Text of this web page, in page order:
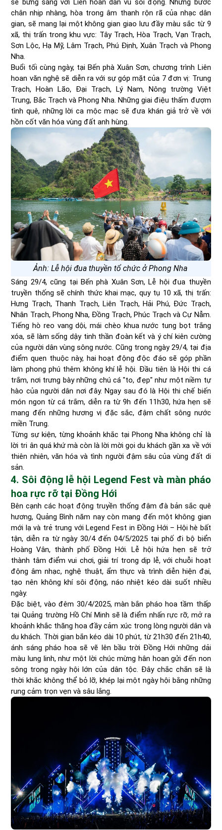
sẽ bừng sáng với Liên hoan dân vũ sôi động. Những bước
chân nhịp nhàng, hòa trong âm thanh rộn rã của nhạc dân
gian, sẽ mang lại một không gian giao lưu đầy màu sắc từ 9
xã, thị trấn trong khu vực: Tây Trạch, Hòa Trạch, Vạn Trạch,
Sơn Lộc, Hạ Mỹ, Lâm Trạch, Phú Định, Xuân Trạch và Phong
Nha.
Buổi tối cùng ngày, tại Bến phà Xuân Sơn, chương trình Liên
hoan văn nghệ sẽ diễn ra với sự góp mặt của 7 đơn vị: Trung
Trạch, Hoàn Lão, Đại Trạch, Lý Nam, Nông trường Việt
Trung, Bắc Trạch và Phong Nha. Những giai điệu thấm đượm
tình quê, những lời ca mộc mạc sẽ đưa khán giả trở về với
hồn cốt văn hóa vùng đất anh hùng.
Ảnh: Lễ hội đua thuyền tổ chức ở Phong Nha
Sáng 29/4, cũng tại Bến phà Xuân Sơn, Lễ hội đua thuyền
truyền thống sẽ chính thức khai mạc, quy tụ 10 xã, thị trấn:
Hưng Trạch, Thanh Trạch, Liên Trạch, Hải Phú, Đức Trạch,
Nhân Trạch, Phong Nha, Đồng Trạch, Phúc Trạch và Cự Nẫm.
Tiếng hò reo vang dội, mái chèo khua nước tung bọt trắng
xóa, sẽ làm sống dậy tinh thần đoàn kết và ý chí kiên cường
của người dân vùng sông nước. Cũng trong ngày 29/4, tại địa
điểm quen thuộc này, hai hoạt động độc đáo sẽ góp phần
làm phong phú thêm không khí lễ hội. Đầu tiên là Hội thi cá
trắm, nơi trưng bày những chú cá "to, đẹp" như một niềm tự
hào của người dân nơi đây. Ngay sau đó là Hội thi chế biến
món ngon từ cá trắm, diễn ra từ 9h đến 11h30, hứa hẹn sẽ
mang đến những hương vị đặc sắc, đậm chất sông nước
miền Trung.
Từng sự kiện, từng khoảnh khắc tại Phong Nha không chỉ là
lời tri ân quá khứ mà còn là lời mời gọi du khách gần xa về với
thiên nhiên, văn hóa và tình người đậm sâu của vùng đất di
sản.
4. Sôi động lễ hội Legend Fest và màn pháo
hoa rực rỡ tại Đồng Hới
Bên cạnh các hoạt động truyền thống đậm đà bản sắc quê
hương, Quảng Bình năm nay còn mang đến một không gian
mới lạ và trẻ trung với Legend Fest in Đồng Hới – Hội hè bất
tận, diễn ra từ ngày 30/4 đến 04/5/2025 tại phố đi bộ biển
Hoàng Vân, thành phố Đồng Hới. Lễ hội hứa hẹn sẽ trở
thành tâm điểm vui chơi, giải trí trong dịp lễ, với chuỗi hoạt
động âm nhạc, nghệ thuật, ẩm thực và trình diễn hiện đại,
tạo nên không khí sôi động, náo nhiệt kéo dài suốt nhiều
ngày.
Đặc biệt, vào đêm 30/4/2025, màn bắn pháo hoa tầm thấp
tại Quảng trường Hồ Chí Minh sẽ là điểm nhấn rực rỡ, mở ra
khoảnh khắc thăng hoa đầy cảm xúc trong lòng người dân và
du khách. Thời gian bắn kéo dài 10 phút, từ 21h30 đến 21h40,
ánh sáng pháo hoa sẽ vẽ lên bầu trời Đồng Hới những dải
màu lung linh, như một lời chúc mừng hân hoan gửi đến non
sông trong ngày hội lớn của dân tộc. Đây chắc chắn sẽ là
thời khắc không thể bỏ lỡ, khép lại một ngày hội bằng những
rung cảm trọn vẹn và sâu lắng.